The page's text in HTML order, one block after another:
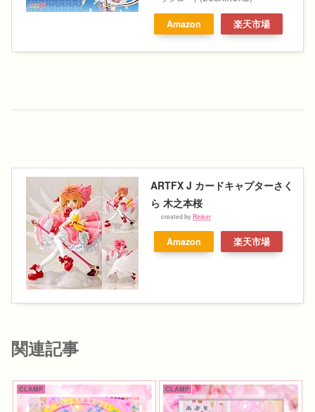
Amazon 楽天市場
ARTFX J カードキャプターさく
ら 木之本桜
created byRinker
Amazon 楽天市場
関連記事
CLAMP CLAMP